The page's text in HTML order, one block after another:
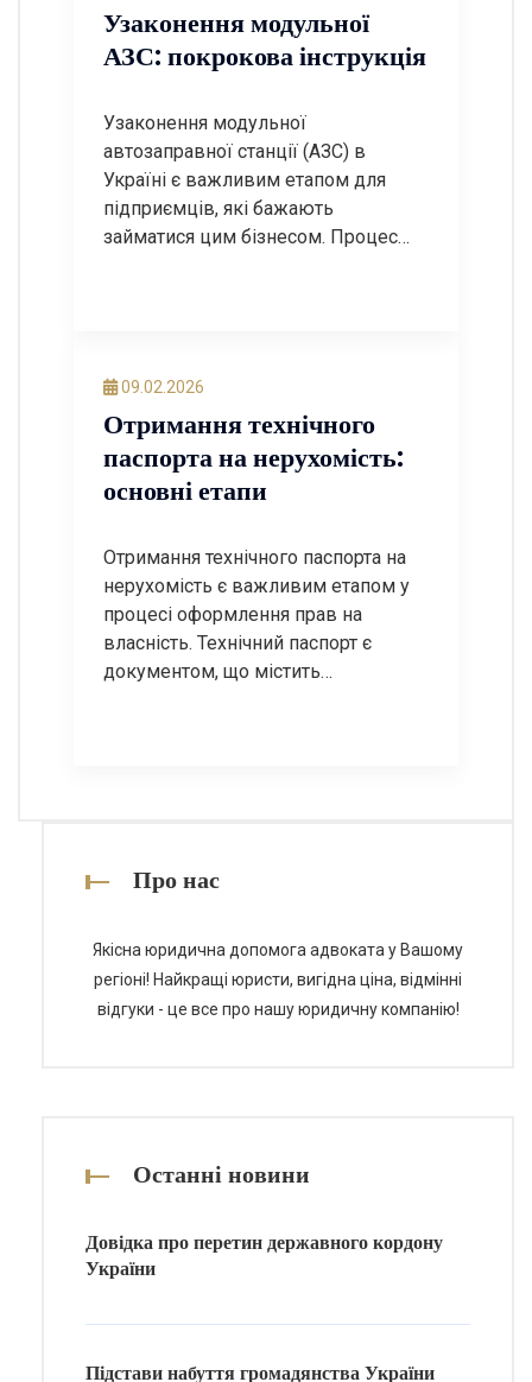
Узаконення модульної
АЗС: покрокова інструкція
Узаконення модульної
автозаправної станції (АЗС) в
Україні є важливим етапом для
підприємців, які бажають
займатися цим бізнесом. Процес
легалізації. У цьому пості ми
щодо узаконення модульної АЗС, а
також відповімо на найчастіші
запитання. Крок […]
09.02.2026
Отримання технічного
паспорта на нерухомість:
основні етапи
Отримання технічного паспорта на
нерухомість є важливим етапом у
процесі оформлення прав на
власність. Технічний паспорт є
документом, що містить
найпоширеніші запитання з цієї
теми. Етапи отримання технічного
Про нас
Якісна юридична допомога адвоката у Вашому
регіоні! Найкращі юристи, вигідна ціна, відмінні
відгуки - це все про нашу юридичну компанію!
Останні новини
Довідка про перетин державного кордону
України
Підстави набуття громадянства України